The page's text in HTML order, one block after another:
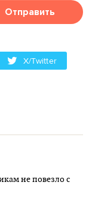
Отправить
X/Twitter